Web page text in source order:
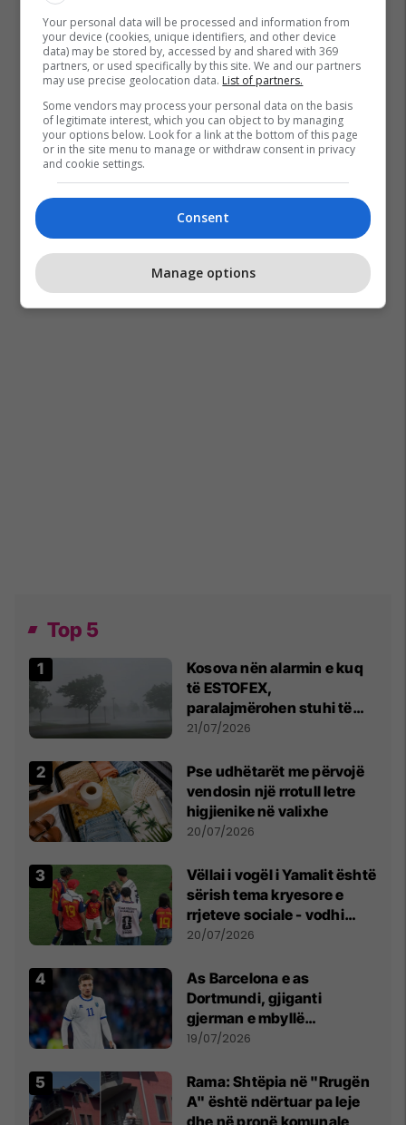
Top 5
Kosova nën alarmin e kuq
të ESTOFEX,
paralajmërohen stuhi të
fuqishme me breshër dhe
21/07/2026
Pse udhëtarët me përvojë
vendosin një rrotull letre
higjienike në valixhe
20/07/2026
Vëllai i vogël i Yamalit është
sërish tema kryesore e
rrjeteve sociale - vodhi
vëmendjen pas finales së
20/07/2026
As Barcelona e as
Dortmundi, gjiganti
gjerman e mbyllë
marrëveshjen për Fisnik
19/07/2026
Rama: Shtëpia në "Rrugën
A" është ndërtuar pa leje
dhe në pronë komunale
Your personal data will be processed and information from
your device (cookies, unique identifiers, and other device
data) may be stored by, accessed by and shared with 369
partners, or used specifically by this site. We and our partners
may use precise geolocation data. List of partners.
Some vendors may process your personal data on the basis
of legitimate interest, which you can object to by managing
your options below. Look for a link at the bottom of this page
or in the site menu to manage or withdraw consent in privacy
and cookie settings.
Consent
Manage options